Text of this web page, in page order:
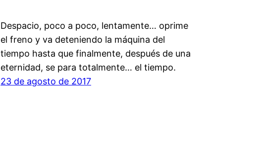
Despacio, poco a poco, lentamente… oprime
el freno y va deteniendo la máquina del
tiempo hasta que finalmente, después de una
eternidad, se para totalmente… el tiempo.
23 de agosto de 2017